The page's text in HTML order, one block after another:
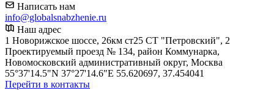
Написать нам
info@globalsnabzhenie.ru
Наш адрес
1 Новорижское шоссе, 26км ст25 СТ "Петровский", 2
Проектируемый проезд № 134, район Коммунарка,
Новомосковский административный округ, Москва
55°37'14.5"N 37°27'14.6"E 55.620697, 37.454041
Перейти в контакты